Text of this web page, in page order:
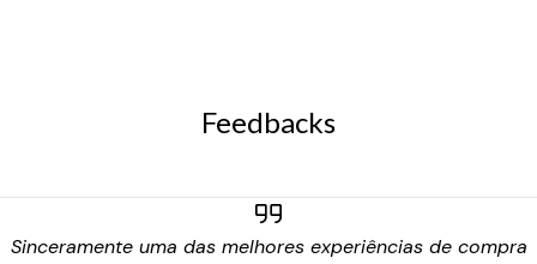
Feedbacks
Sinceramente uma das melhores experiências de compra